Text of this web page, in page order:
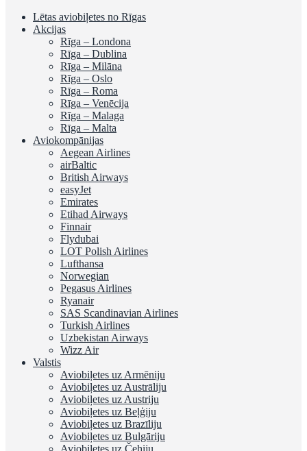
Lētas aviobiļetes no Rīgas
Akcijas
Rīga – Londona
Rīga – Dublina
Rīga – Milāna
Rīga – Oslo
Rīga – Roma
Rīga – Venēcija
Rīga – Malaga
Rīga – Malta
Aviokompānijas
Aegean Airlines
airBaltic
British Airways
easyJet
Emirates
Etihad Airways
Finnair
Flydubai
LOT Polish Airlines
Lufthansa
Norwegian
Pegasus Airlines
Ryanair
SAS Scandinavian Airlines
Turkish Airlines
Uzbekistan Airways
Wizz Air
Valstis
Aviobiļetes uz Armēniju
Aviobiļetes uz Austrāliju
Aviobiļetes uz Austriju
Aviobiļetes uz Beļģiju
Aviobiļetes uz Brazīliju
Aviobiļetes uz Bulgāriju
Aviobiļetes uz Čehiju